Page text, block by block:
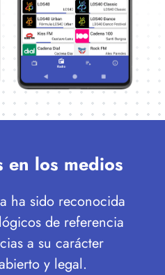
en los medios
ha sido reconocida
de referencia
a su carácter
y legal.